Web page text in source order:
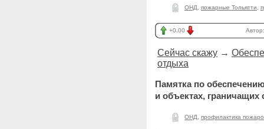
ОНД пожарные Тольятти
+0.00
Сейчас скажу →
отдыха
Памятка по
и объектах, граничащих
ОНД профилактика